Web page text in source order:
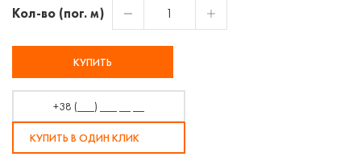
Кол-во (пог. м)
КУПИТЬ
КУПИТЬ В ОДИН КЛИК